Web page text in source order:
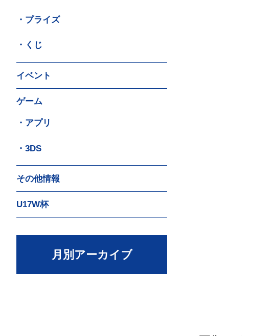
・プライズ
・くじ
イベント
ゲーム
・アプリ
・3DS
その他情報
U17W杯
月別アーカイブ